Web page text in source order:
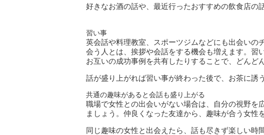
好きなお酒の話や、最近行ったおすすめの飲食店の
習い事
英会話や料理教室、スポーツジムなどにも出会いの
会う人とは、挨拶や会話をする機会も増えます。習
お互いの成功事例を共有したりすることで、どんど
話が盛り上がれば習い事が終わった後で、お茶に誘
共通の趣味があると会話も盛り上がる
職場で女性との出会いがない場合は、自分の視野を
ましょう。仲良くなった友達から、趣味が合う女性
同じ趣味の女性と出会えたら、話も尽きず楽しい時